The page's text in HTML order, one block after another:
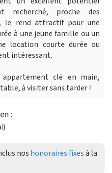
recherché, proche des
le rend attractif pour une
à une jeune famille ou un
location courte durée ou
intéressant.
clé en main,
à visiter sans tarder !
:
nos honoraires fixesà la